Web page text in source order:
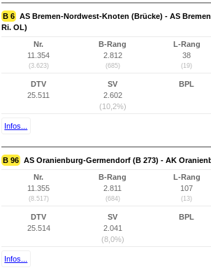
B 6 AS Bremen-Nordwest-Knoten (Brücke) - AS
Ri. OL)
Nr.
11.354
(3.623)
B-Rang
2.812
(685)
L-Rang
38
(19)
DTV
25.511
SV
2.602
(10,2%)
BPL
Infos...
B 96 AS Oranienburg-Germendorf (B 273) - AK
Nr.
11.355
(8.517)
B-Rang
2.811
(684)
L-Rang
107
(13)
DTV
25.514
SV
2.041
(8,0%)
BPL
Infos...